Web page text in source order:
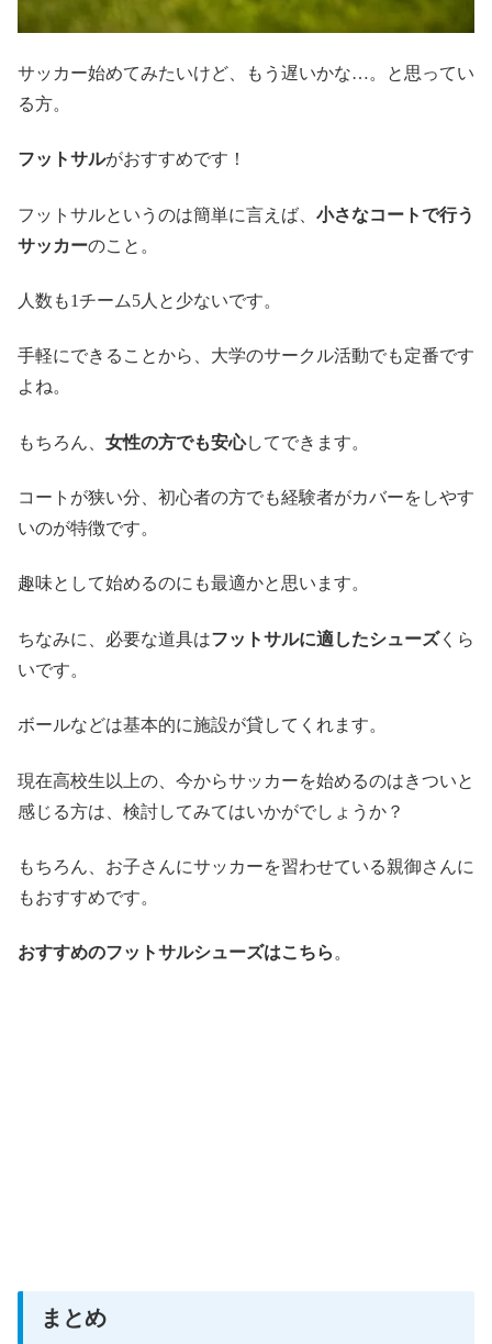
サッカー始めてみたいけど、もう遅いかな…。と思ってい
る方。
フットサルがおすすめです！
フットサルというのは簡単に言えば、 小さなコートで行う
サッカーのこと。
人数も1チーム5人と少ないです。
手軽にできることから、大学のサークル活動でも定番です
よね。
もちろん、 女性の方でも安心してできます。
コートが狭い分、初心者の方でも経験者がカバーをしやす
いのが特徴です。
趣味として始めるのにも最適かと思います。
ちなみに、必要な道具はフットサルに適したシューズくら
いです。
ボールなどは基本的に施設が貸してくれます。
現在高校生以上の、今からサッカーを始めるのはきついと
感じる方は、検討してみてはいかがでしょうか？
もちろん、お子さんにサッカーを習わせている親御さんに
もおすすめです。
おすすめのフットサルシューズはこちら。
まとめ